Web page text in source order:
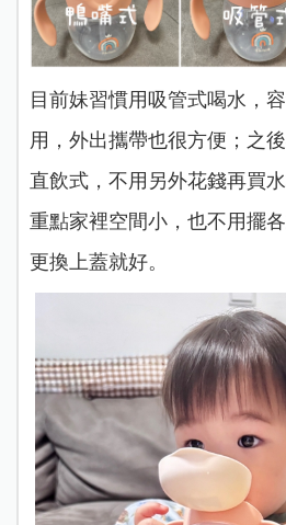
目前妹習慣用吸管式喝水，
用，外出攜帶也很方便；之
直飲式，不用另外花錢再買
重點家裡空間小，也不用擺
更換上蓋就好。